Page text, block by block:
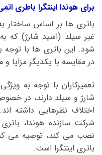
برای هوندا اینتگرا باطری
باتری ها بر اساس
غیر سیلد (اسید شارژ) که
شود. این باتری ها با توجه
در مقایسه با یکدیگر مزایا
تعمیرکاران با توجه به
شارژ و سیلد دارند، در
اختلاف نظرهایی داشته
شرکت سازنده هوندا،
نصب می کند، توصیه می
باتری اینتگرا است.